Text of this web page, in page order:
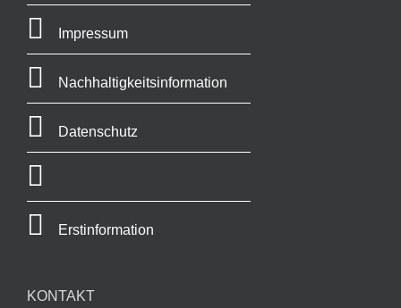
Impressum
Nachhaltigkeitsinformation
Datenschutz
Erstinformation
KONTAKT